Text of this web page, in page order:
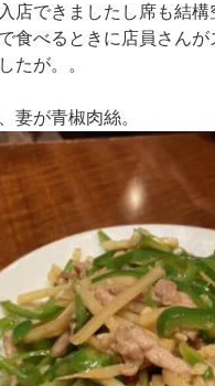
店できましたし席も結構
食べるときに店員さん
たが。。
妻が青椒肉絲。